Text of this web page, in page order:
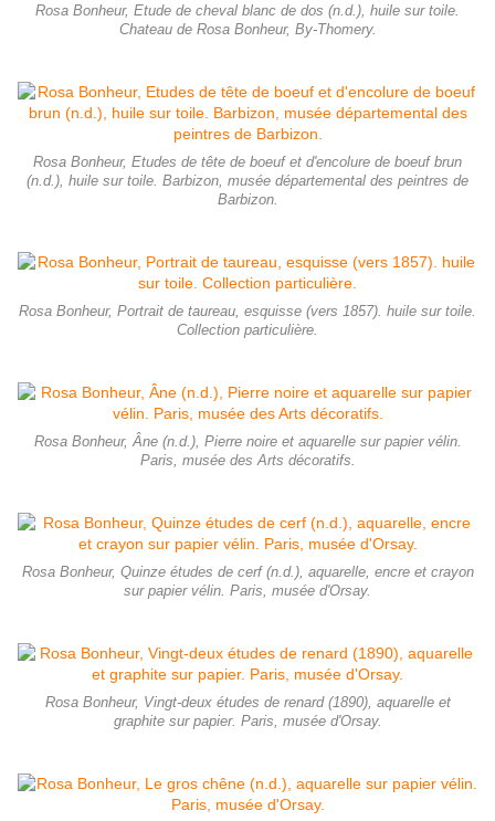
Rosa Bonheur, Etude de cheval blanc de dos (n.d.), huile sur toile.
Chateau de Rosa Bonheur, By-Thomery.
Rosa Bonheur, Etudes de tête de boeuf et d'encolure de boeuf brun
(n.d.), huile sur toile. Barbizon, musée départemental des peintres de
Barbizon.
Rosa Bonheur, Portrait de taureau, esquisse (vers 1857). huile sur toile.
Collection particulière.
Rosa Bonheur, Âne (n.d.), Pierre noire et aquarelle sur papier vélin.
Paris, musée des Arts décoratifs.
Rosa Bonheur, Quinze études de cerf (n.d.), aquarelle, encre et crayon
sur papier vélin. Paris, musée d'Orsay.
Rosa Bonheur, Vingt-deux études de renard (1890), aquarelle et
graphite sur papier. Paris, musée d'Orsay.